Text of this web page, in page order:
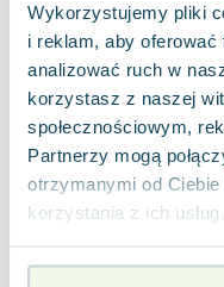
Wykorzystujemy pliki
i reklam, aby oferować
analizować ruch w
korzystasz z naszej
społecznościowym,
Partnerzy mogą
otrzymanymi od
korzystania z ich usług.
Maria Seweryn
Janina Zającówna
Eric Helms
Anna Prus (oprac.)
Nela Mała Reporterka
Agnieszka Maciąg
Barbara Wrzesińska
Virginia Woolf